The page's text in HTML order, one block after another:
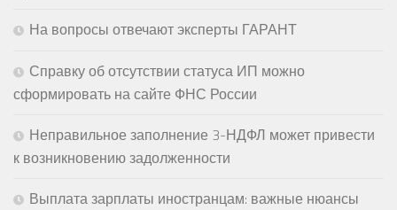
На вопросы отвечают эксперты ГАРАНТ
Справку об отсутствии статуса ИП можно
сформировать на сайте ФНС России
Неправильное заполнение 3-НДФЛ может привести
к возникновению задолженности
Выплата зарплаты иностранцам: важные нюансы